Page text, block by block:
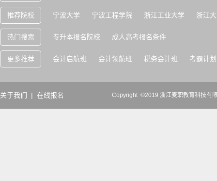
推荐院校 宁波大学 宁波工程学院 浙江工业大学 浙江
热门搜索 专升本报名院校 成人高考报名条件
更多推荐 会计启航班 会计领航班 税务会计班 考霸计划
关于我们 | 在线报名 Copyright ©2019 浙江麦职教育科技有